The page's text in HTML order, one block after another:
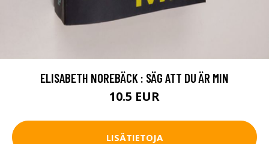
ELISABETH NOREBÄCK : SÄG ATT DU ÄR MIN
10.5 EUR
LISÄTIETOJA